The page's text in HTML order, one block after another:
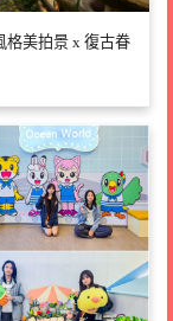
格美拍景 x 復古眷